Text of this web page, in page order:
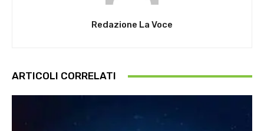
Redazione La Voce
ARTICOLI CORRELATI